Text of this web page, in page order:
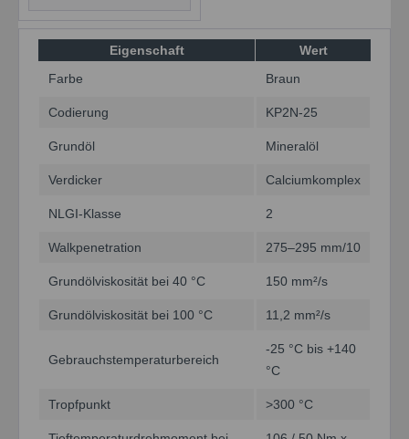
Eigenschaft
Wert
Farbe
Braun
Codierung KP2N-25
Grundöl Mineralöl
Verdicker Calciumkomplex
NLGI-Klasse 2
Walkpenetration 275–295 mm/10
Grundölviskosität bei 40 °C 150 mm²/s
Grundölviskosität bei 100 °C 11,2 mm²/s
Gebrauchstemperaturbereich
-25 °C bis +140
°C
Tropfpunkt >300 °C